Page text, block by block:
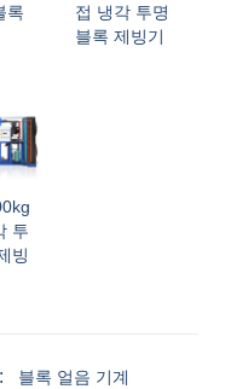
록
접 냉각 투명
블록 제빙기
투
빙
블록 얼음 기계